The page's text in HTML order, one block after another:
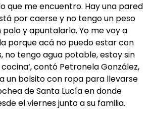
que me encuentro. Hay una pared
por caerse y no tengo un peso
y apuntalarla. Yo me voy a
porque acá no puedo estar con
no tengo agua potable, estoy sin
contó Petronela González,
un bolsito con ropa para llevarse
de Santa Lucía en donde
el viernes junto a su familia.